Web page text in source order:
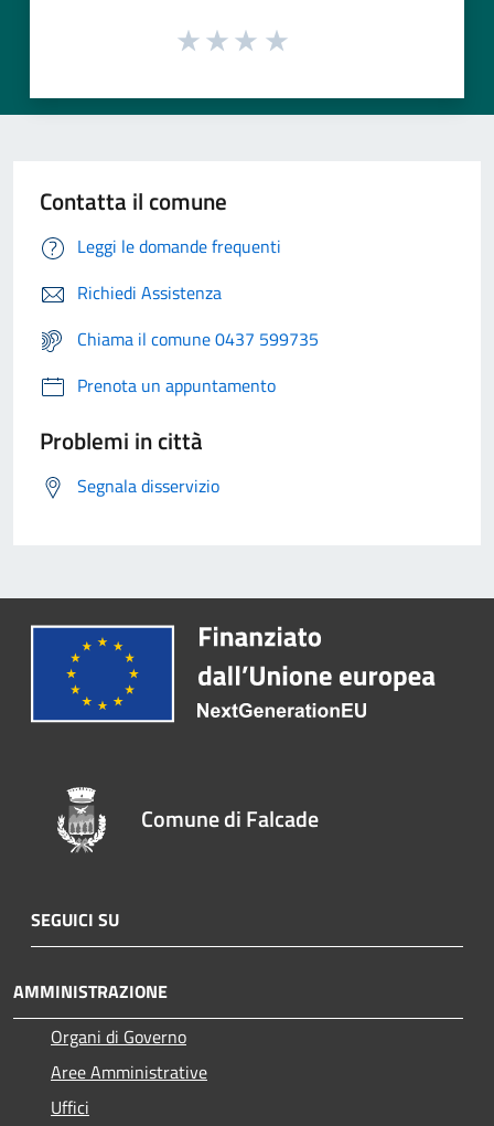
Contatta il comune
Leggi le domande frequenti
Richiedi Assistenza
Chiama il comune 0437 599735
Prenota un appuntamento
Problemi in città
Segnala disservizio
Comune di Falcade
SEGUICI SU
AMMINISTRAZIONE
Organi di Governo
Aree Amministrative
Uffici